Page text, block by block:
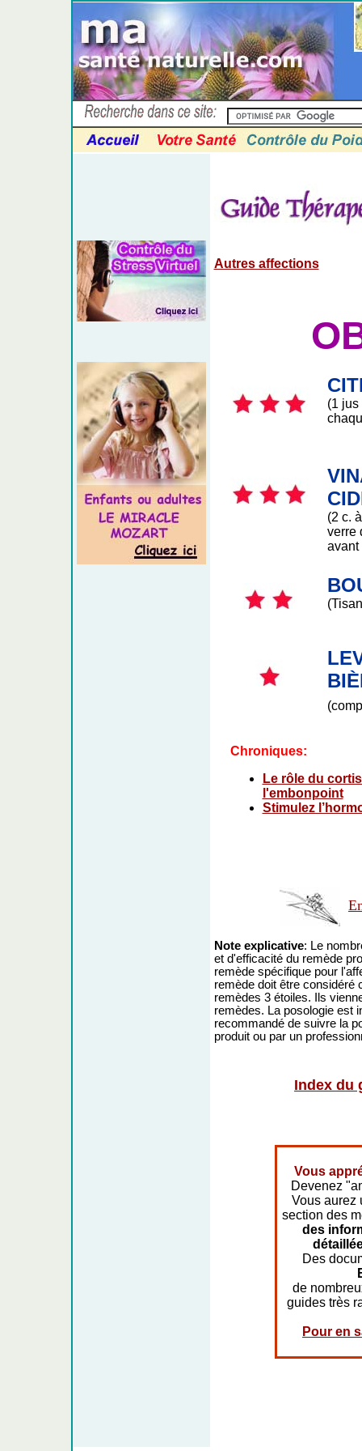
Autres affections
(1 jus
(2 c.
verre
avant
Chroniques:
Le rôle du
l'embonpoint
Stimulez
Note explicative: Le
et d'efficacité du remède
remède spécifique pour
remède doit être considéré
remèdes 3 étoiles. Ils
remèdes. La posologie est
recommandé de suivre la
produit ou par un
Index du
Vous
Devenez
Vous aurez
section des
des
Des
de
guides très
Pour en